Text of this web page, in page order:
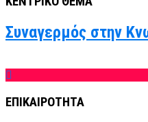
Συναγερμός στην
ΕΠΙΚΑΙΡΟΤΗΤΑ